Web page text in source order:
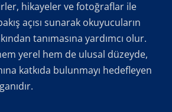
hikayeler ve fotoğraflar ile
açısı sunarak okuyucuların
tanımasına yardımcı olur.
yerel hem de ulusal düzeyde,
katkıda bulunmayı hedefleyen